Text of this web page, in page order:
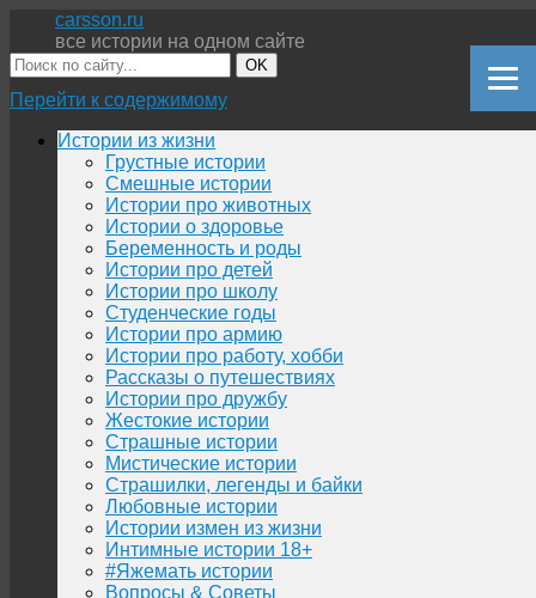
carsson.ru
все истории на одном сайте
OK
Перейти к содержимому
Истории из жизни
Грустные истории
Смешные истории
Истории про животных
Истории о здоровье
Беременность и роды
Истории про детей
Истории про школу
Студенческие годы
Истории про армию
Истории про работу, хобби
Рассказы о путешествиях
Истории про дружбу
Жестокие истории
Страшные истории
Мистические истории
Страшилки, легенды и байки
Любовные истории
Истории измен из жизни
Интимные истории 18+
#Яжемать истории
Вопросы & Советы